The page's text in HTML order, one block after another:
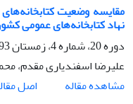
مقایسه وضعیت
نهاد کتابخانه‌های عمومی کشور
دوره 20، شماره 4، زمستان 1393، صفحه
علیرضا اسفندیاری مقدم،
مشاهده مقاله
اصل